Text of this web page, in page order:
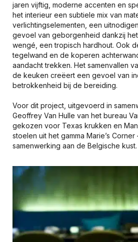
jaren vijftig, moderne accenten en
het interieur een subtiele mix van
verlichtingselementen, een
gevoel van geborgenheid dankzij
wengé, een tropisch hardhout. Ook
tegelwand en de koperen
aandacht trekken. Het samenvallen
de keuken creëert een gevoel van
betrokkenheid bij de bereiding.
Voor dit project, uitgevoerd in
Geoffrey Van Hulle van het bureau
gekozen voor Texas krukken en
stoelen uit het gamma Marie’s
samenwerking aan de Belgische kust.